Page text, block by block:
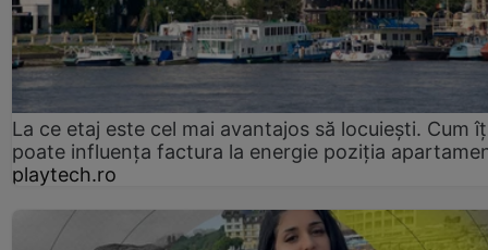
La ce etaj este cel mai avantajos să locuiești. Cum
poate influența factura la energie poziția
playtech.ro